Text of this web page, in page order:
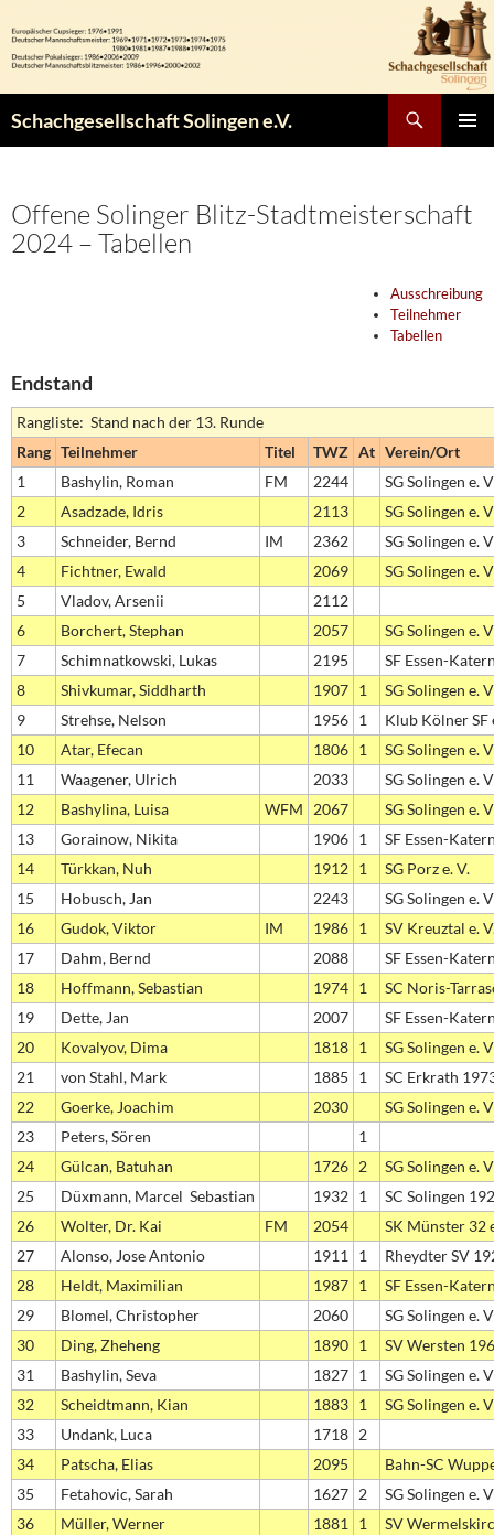
Inhalt
springen
Schachgesellschaft Solingen e.V.
Offene Solinger Blitz-Stadtmeisterschaft
2024 – Tabellen
Ausschreibung
Teilnehmer
Tabellen
Endstand
Rangliste: Stand nach der 13. Runde
Rang Teilnehmer Titel TWZ At Verein/Ort
1
Bashylin, Roman FM 2244
SG Solingen e. V
2
Asadzade, Idris 2113
SG Solingen e. V
3
Schneider, Bernd IM 2362
SG Solingen e. V
4
Fichtner, Ewald 2069
SG Solingen e. V
5
Vladov, Arsenii
2112
6
Borchert, Stephan 2057
SG Solingen e. V
7
Schimnatkowski, Lukas 2195
SF Essen-
8
Shivkumar, Siddharth 1907 1
SG Solingen e. V
9
Strehse, Nelson 1956 1
Klub Kölner SF
10
Atar, Efecan 1806 1
SG Solingen e. V
11
Waagener, Ulrich 2033
SG Solingen e. V
12
Bashylina, Luisa WFM 2067
SG Solingen e. V
13
Gorainow, Nikita 1906 1
SF Essen-
14
Türkkan, Nuh 1912 1
SG Porz e. V.
15
Hobusch, Jan 2243
SG Solingen e. V
16
Gudok, Viktor IM 1986 1
SV Kreuztal e.
17
Dahm, Bernd 2088
SF Essen-
18
Hoffmann, Sebastian 1974 1
SC Noris-
19
Dette, Jan 2007
SF Essen-
20
Kovalyov, Dima 1818 1
SG Solingen e. V
21
von Stahl, Mark 1885 1
SC Erkrath
22
Goerke, Joachim 2030
SG Solingen e. V
23
Peters, Sören
1
24
Gülcan, Batuhan 1726 2
SG Solingen e. V
25
Düxmann, Marcel Sebastian 1932 1
SC Solingen
26
Wolter, Dr. Kai FM 2054
SK Münster 32
27
Alonso, Jose Antonio 1911 1
Rheydter SV
28
Heldt, Maximilian 1987 1
SF Essen-
29
Blomel, Christopher 2060
SG Solingen e. V
30
Ding, Zheheng 1890 1
SV Wersten
31
Bashylin, Seva 1827 1
SG Solingen e. V
32
Scheidtmann, Kian 1883 1
SG Solingen e. V
33
Undank, Luca 1718 2
34
Patscha, Elias 2095
Bahn-SC
35
Fetahovic, Sarah 1627 2
SG Solingen e. V
36
Müller, Werner 1881 1
SV